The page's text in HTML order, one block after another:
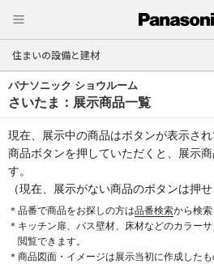
住まいの設備と建材
パナソニック ショウルーム
さいたま：展示商品一覧
現在、展示中の商品はボタンが表示され
商品ボタンを押していただくと、展示
す。
（現在、展示がない商品のボタンは押せ
＊品番で商品をお探しの方は品番検索から検索
＊キッチン扉、バス壁材、床材などのカラー
閲覧できます。
＊商品図面・イメージは展示当初に作成した